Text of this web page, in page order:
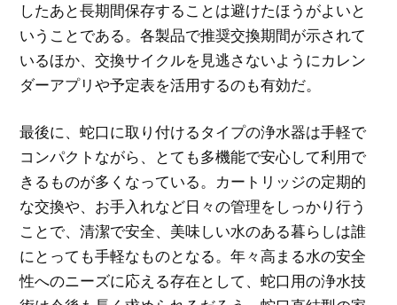
したあと長期間保存することは避けたほうがよいと
いうことである。各製品で推奨交換期間が示されて
いるほか、交換サイクルを見逃さないようにカレン
ダーアプリや予定表を活用するのも有効だ。
最後に、蛇口に取り付けるタイプの浄水器は手軽で
コンパクトながら、とても多機能で安心して利用で
きるものが多くなっている。カートリッジの定期的
な交換や、お手入れなど日々の管理をしっかり行う
ことで、清潔で安全、美味しい水のある暮らしは誰
にとっても手軽なものとなる。年々高まる水の安全
性へのニーズに応える存在として、蛇口用の浄水技